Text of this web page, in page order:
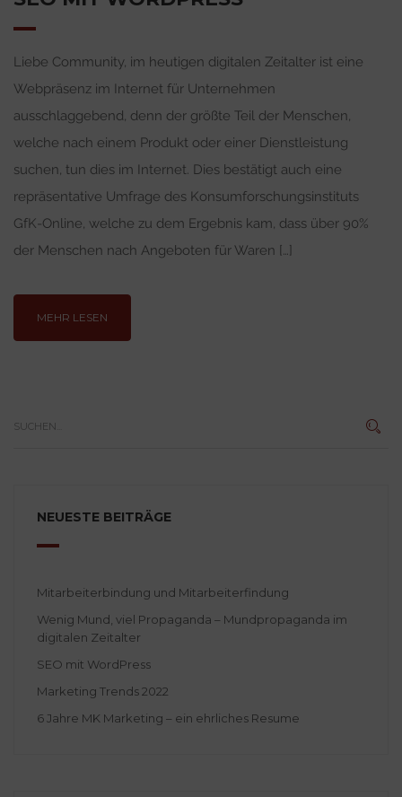
Liebe Community, im heutigen digitalen Zeitalter ist eine
Webpräsenz im Internet für Unternehmen
ausschlaggebend, denn der größte Teil der Menschen,
welche nach einem Produkt oder einer Dienstleistung
suchen, tun dies im Internet. Dies bestätigt auch eine
repräsentative Umfrage des Konsumforschungsinstituts
GfK-Online, welche zu dem Ergebnis kam, dass über 90%
der Menschen nach Angeboten für Waren […]
MEHR LESEN
NEUESTE BEITRÄGE
Mitarbeiterbindung und Mitarbeiterfindung
Wenig Mund, viel Propaganda – Mundpropaganda im
digitalen Zeitalter
SEO mit WordPress
Marketing Trends 2022
6 Jahre MK Marketing – ein ehrliches Resume